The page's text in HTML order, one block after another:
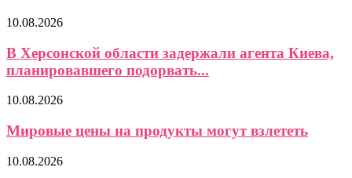
10.08.2026
В Херсонской области задержали агента Киева,
планировавшего подорвать...
10.08.2026
Мировые цены на продукты могут взлететь
10.08.2026